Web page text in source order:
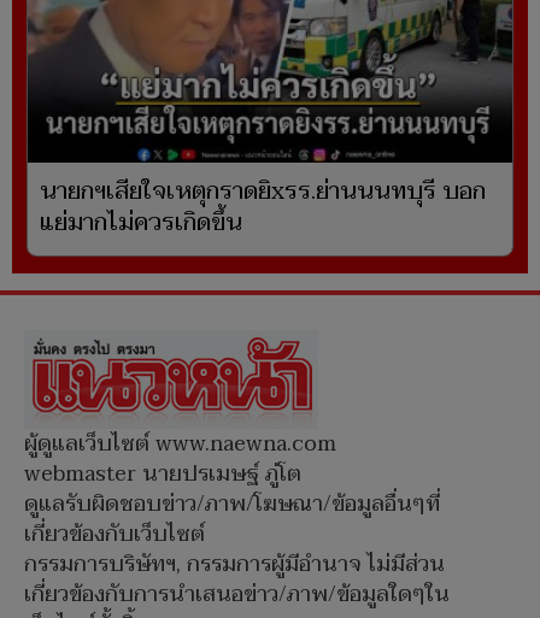
นายกฯเสียใจเหตุกราดยิxรร.ย่านนนทบุรี บอก
แย่มากไม่ควรเกิดขึ้น
ผู้ดูแลเว็บไซต์ www.naewna.com
webmaster นายปรเมษฐ์ ภู่โต
ดูแลรับผิดชอบข่าว/ภาพ/โฆษณา/ข้อมูลอื่นๆที่
เกี่ยวข้องกับเว็บไซต์
กรรมการบริษัทฯ, กรรมการผู้มีอำนาจ ไม่มีส่วน
เกี่ยวข้องกับการนำเสนอข่าว/ภาพ/ข้อมูลใดๆใน